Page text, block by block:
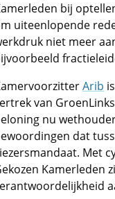
bij
uiteenlopende
niet meer
Arib
van
nu
dat
Met
Kamerleden